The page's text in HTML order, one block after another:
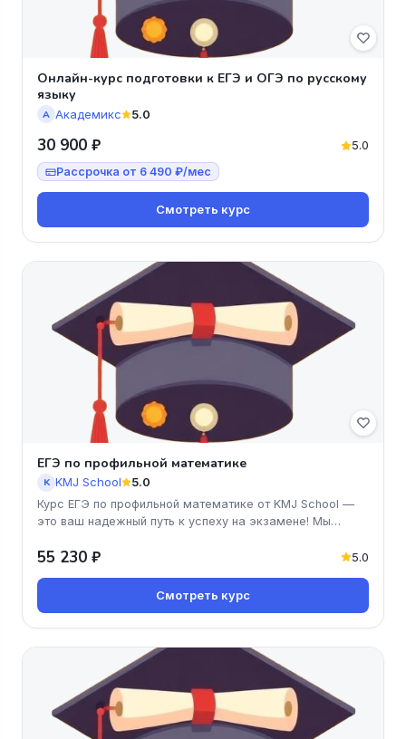
Онлайн-курс подготовки к ЕГЭ и ОГЭ по русскому
языку
А Академикс 5.0
30 900 ₽ 5.0
Рассрочка от 6 490 ₽/мес
Смотреть курс
ЕГЭ по профильной математике
K KMJ School 5.0
Курс ЕГЭ по профильной математике от KMJ School —
это ваш надежный путь к успеху на экзамене! Мы
55 230 ₽ 5.0
Смотреть курс